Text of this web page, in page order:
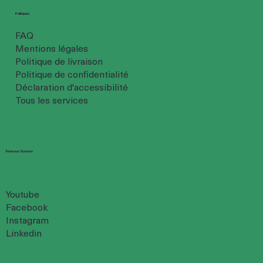
Politiques
FAQ
Mentions légales
Politique de livraison
Politique de confidentialité
Déclaration d'accessibilité
Tous les services
Youtube
Facebook
Instagram
Linkedin
Réseaux Sociaux